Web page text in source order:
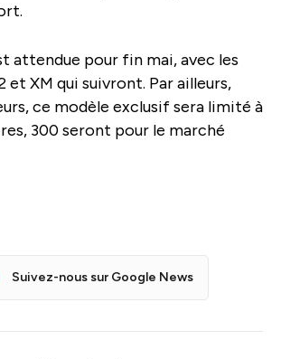
attendue pour fin mai, avec les
et XM qui suivront. Par ailleurs,
ce modèle exclusif sera limité à
300 seront pour le marché
Suivez-nous sur Google News